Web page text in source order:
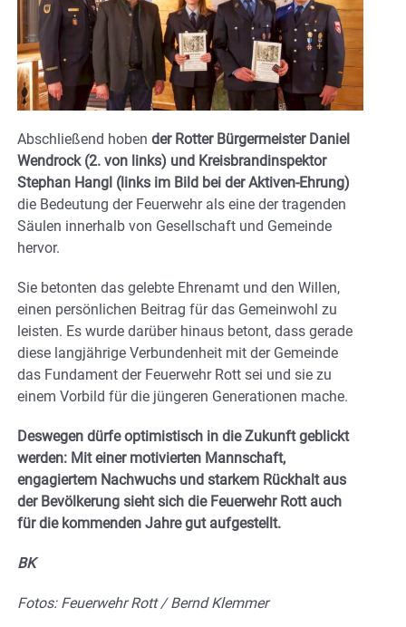
Abschließend hoben der Rotter Bürgermeister Daniel
Wendrock (2. von links) und Kreisbrandinspektor
Stephan Hangl (links im Bild bei der Aktiven-Ehrung)
die Bedeutung der Feuerwehr als eine der tragenden
Säulen innerhalb von Gesellschaft und Gemeinde
hervor.
Sie betonten das gelebte Ehrenamt und den Willen,
einen persönlichen Beitrag für das Gemeinwohl zu
leisten. Es wurde darüber hinaus betont, dass gerade
diese langjährige Verbundenheit mit der Gemeinde
das Fundament der Feuerwehr Rott sei und sie zu
einem Vorbild für die jüngeren Generationen mache.
Deswegen dürfe optimistisch in die Zukunft geblickt
werden: Mit einer motivierten Mannschaft,
engagiertem Nachwuchs und starkem Rückhalt aus
der Bevölkerung sieht sich die Feuerwehr Rott auch
für die kommenden Jahre gut aufgestellt.
BK
Fotos: Feuerwehr Rott / Bernd Klemmer